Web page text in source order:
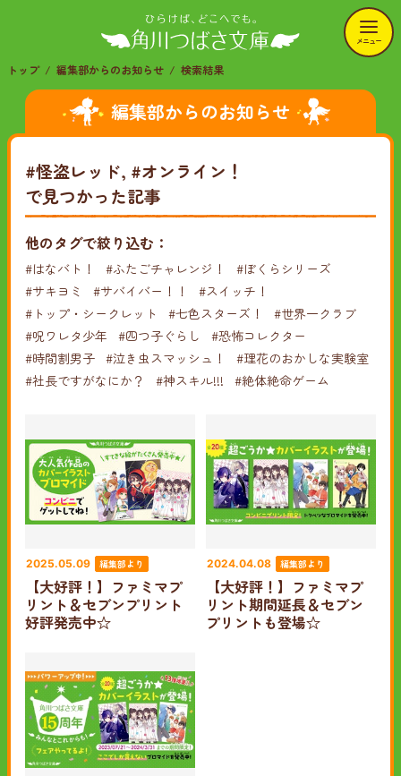
メニュー
トップ 編集部からのお知らせ 検索結果
編集部からのお知らせ
#怪盗レッド, #オンライン！
で見つかった記事
他のタグで絞り込む：
#はなバト！ #ふたごチャレンジ！
#ぼくらシリーズ
#サキヨミ
#サバイバー！！
#スイッチ！
#トップ・シークレット
#七色スターズ！
#世界一クラブ
#呪ワレタ少年
#四つ子ぐらし
#恐怖コレクター
#時間割男子 #泣き虫スマッシュ！
#理花のおかしな実験室
#社長ですがなにか？
#神スキル!!! #絶体絶命ゲーム
2025.05.09 編集部より
【大好評！】ファミマプ
リント＆セブンプリント
好評発売中☆
2024.04.08 編集部より
【大好評！】ファミマプ
リント期間延長＆セブン
プリントも登場☆